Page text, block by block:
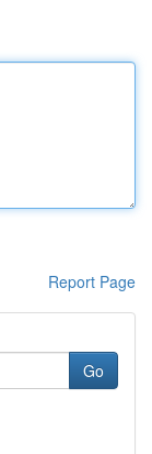
Report Page
Go